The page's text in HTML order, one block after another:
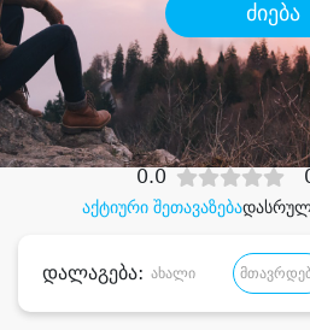
ძიება
შეიძინესასურველი
დიდი
აქტიური შეთავაზება
0.0
დალაგება: ახალი